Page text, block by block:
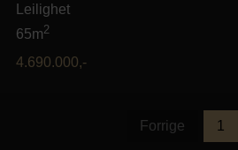
Leilighet
65m2
4.690.000,-
Forrige 1